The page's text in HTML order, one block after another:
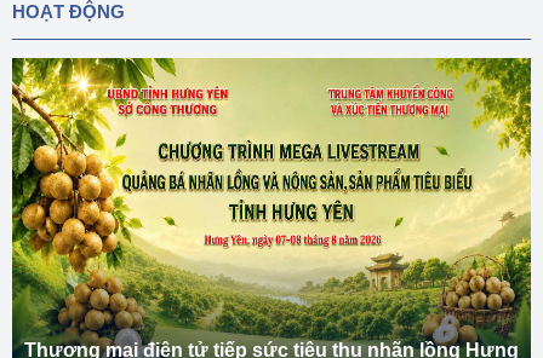
HOẠT ĐỘNG
Thương mại điện tử tiếp sức tiêu thụ nhãn lồng Hưng